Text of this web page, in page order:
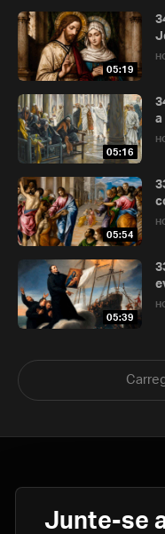
05:19
05:16
a
05:54
05:39
Junte-se